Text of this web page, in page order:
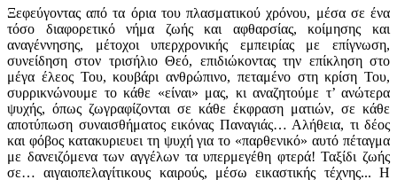
Ξεφεύγοντας από τα όρια του πλασματικού χρόνου, μέσα σε ένα
τόσο διαφορετικό νήμα ζωής και αφθαρσίας, κοίμησης και
αναγέννησης, μέτοχοι υπερχρονικής εμπειρίας με επίγνωση,
συνείδηση στον τρισήλιο Θεό, επιδιώκοντας την επίκληση στο
μέγα έλεος Του, κουβάρι ανθρώπινο, πεταμένο στη κρίση Του,
συρρικνώνουμε το κάθε «είναι» μας, κι αναζητούμε τ’ ανώτερα
ψυχής, όπως ζωγραφίζονται σε κάθε έκφραση ματιών, σε κάθε
αποτύπωση συναισθήματος εικόνας Παναγιάς… Αλήθεια, τι δέος
και φόβος κατακυριευει τη ψυχή για το «παρθενικό» αυτό πέταγμα
με δανειζόμενα των αγγέλων τα υπερμεγέθη φτερά! Ταξίδι ζωής
σε… αιγαιοπελαγίτικους καιρούς, μέσω εικαστικής τέχνης... Η
Χριστίνας
Κλητοράκη
Ποίηση
Αδαμαντίας
Μαρκαναστασάκη
Αριάδνης